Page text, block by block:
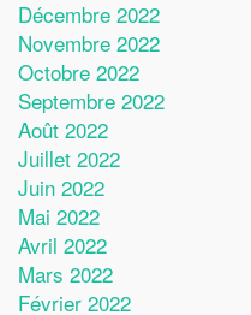
Décembre 2022
Novembre 2022
Octobre 2022
Septembre 2022
Août 2022
Juillet 2022
Juin 2022
Mai 2022
Avril 2022
Mars 2022
Février 2022